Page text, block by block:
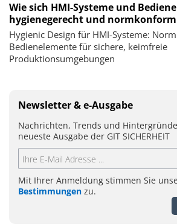
Wie sich HMI-Systeme und
hygienegerecht und
Hygienic Design für HMI-Systeme:
Bedienelemente für sichere, keimfreie
Produktionsumgebungen
Newsletter & e-Ausgabe
Nachrichten, Trends und
neueste Ausgabe der GIT SICHERHEIT
Mit Ihrer Anmeldung stimmen Sie
Bestimmungen zu.